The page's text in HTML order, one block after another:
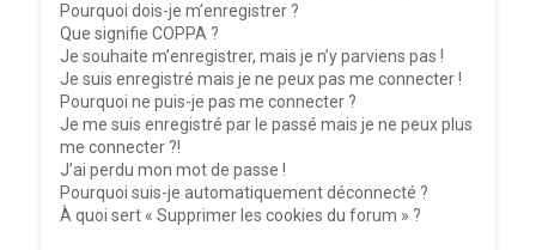
Pourquoi dois-je m’enregistrer ?
Que signifie COPPA ?
Je souhaite m’enregistrer, mais je n’y parviens pas !
Je suis enregistré mais je ne peux pas me connecter !
Pourquoi ne puis-je pas me connecter ?
Je me suis enregistré par le passé mais je ne peux plus
me connecter ?!
J’ai perdu mon mot de passe !
Pourquoi suis-je automatiquement déconnecté ?
À quoi sert « Supprimer les cookies du forum » ?